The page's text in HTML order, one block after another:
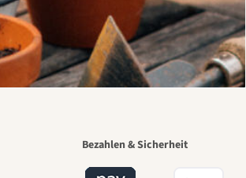
Bezahlen & Sicherheit